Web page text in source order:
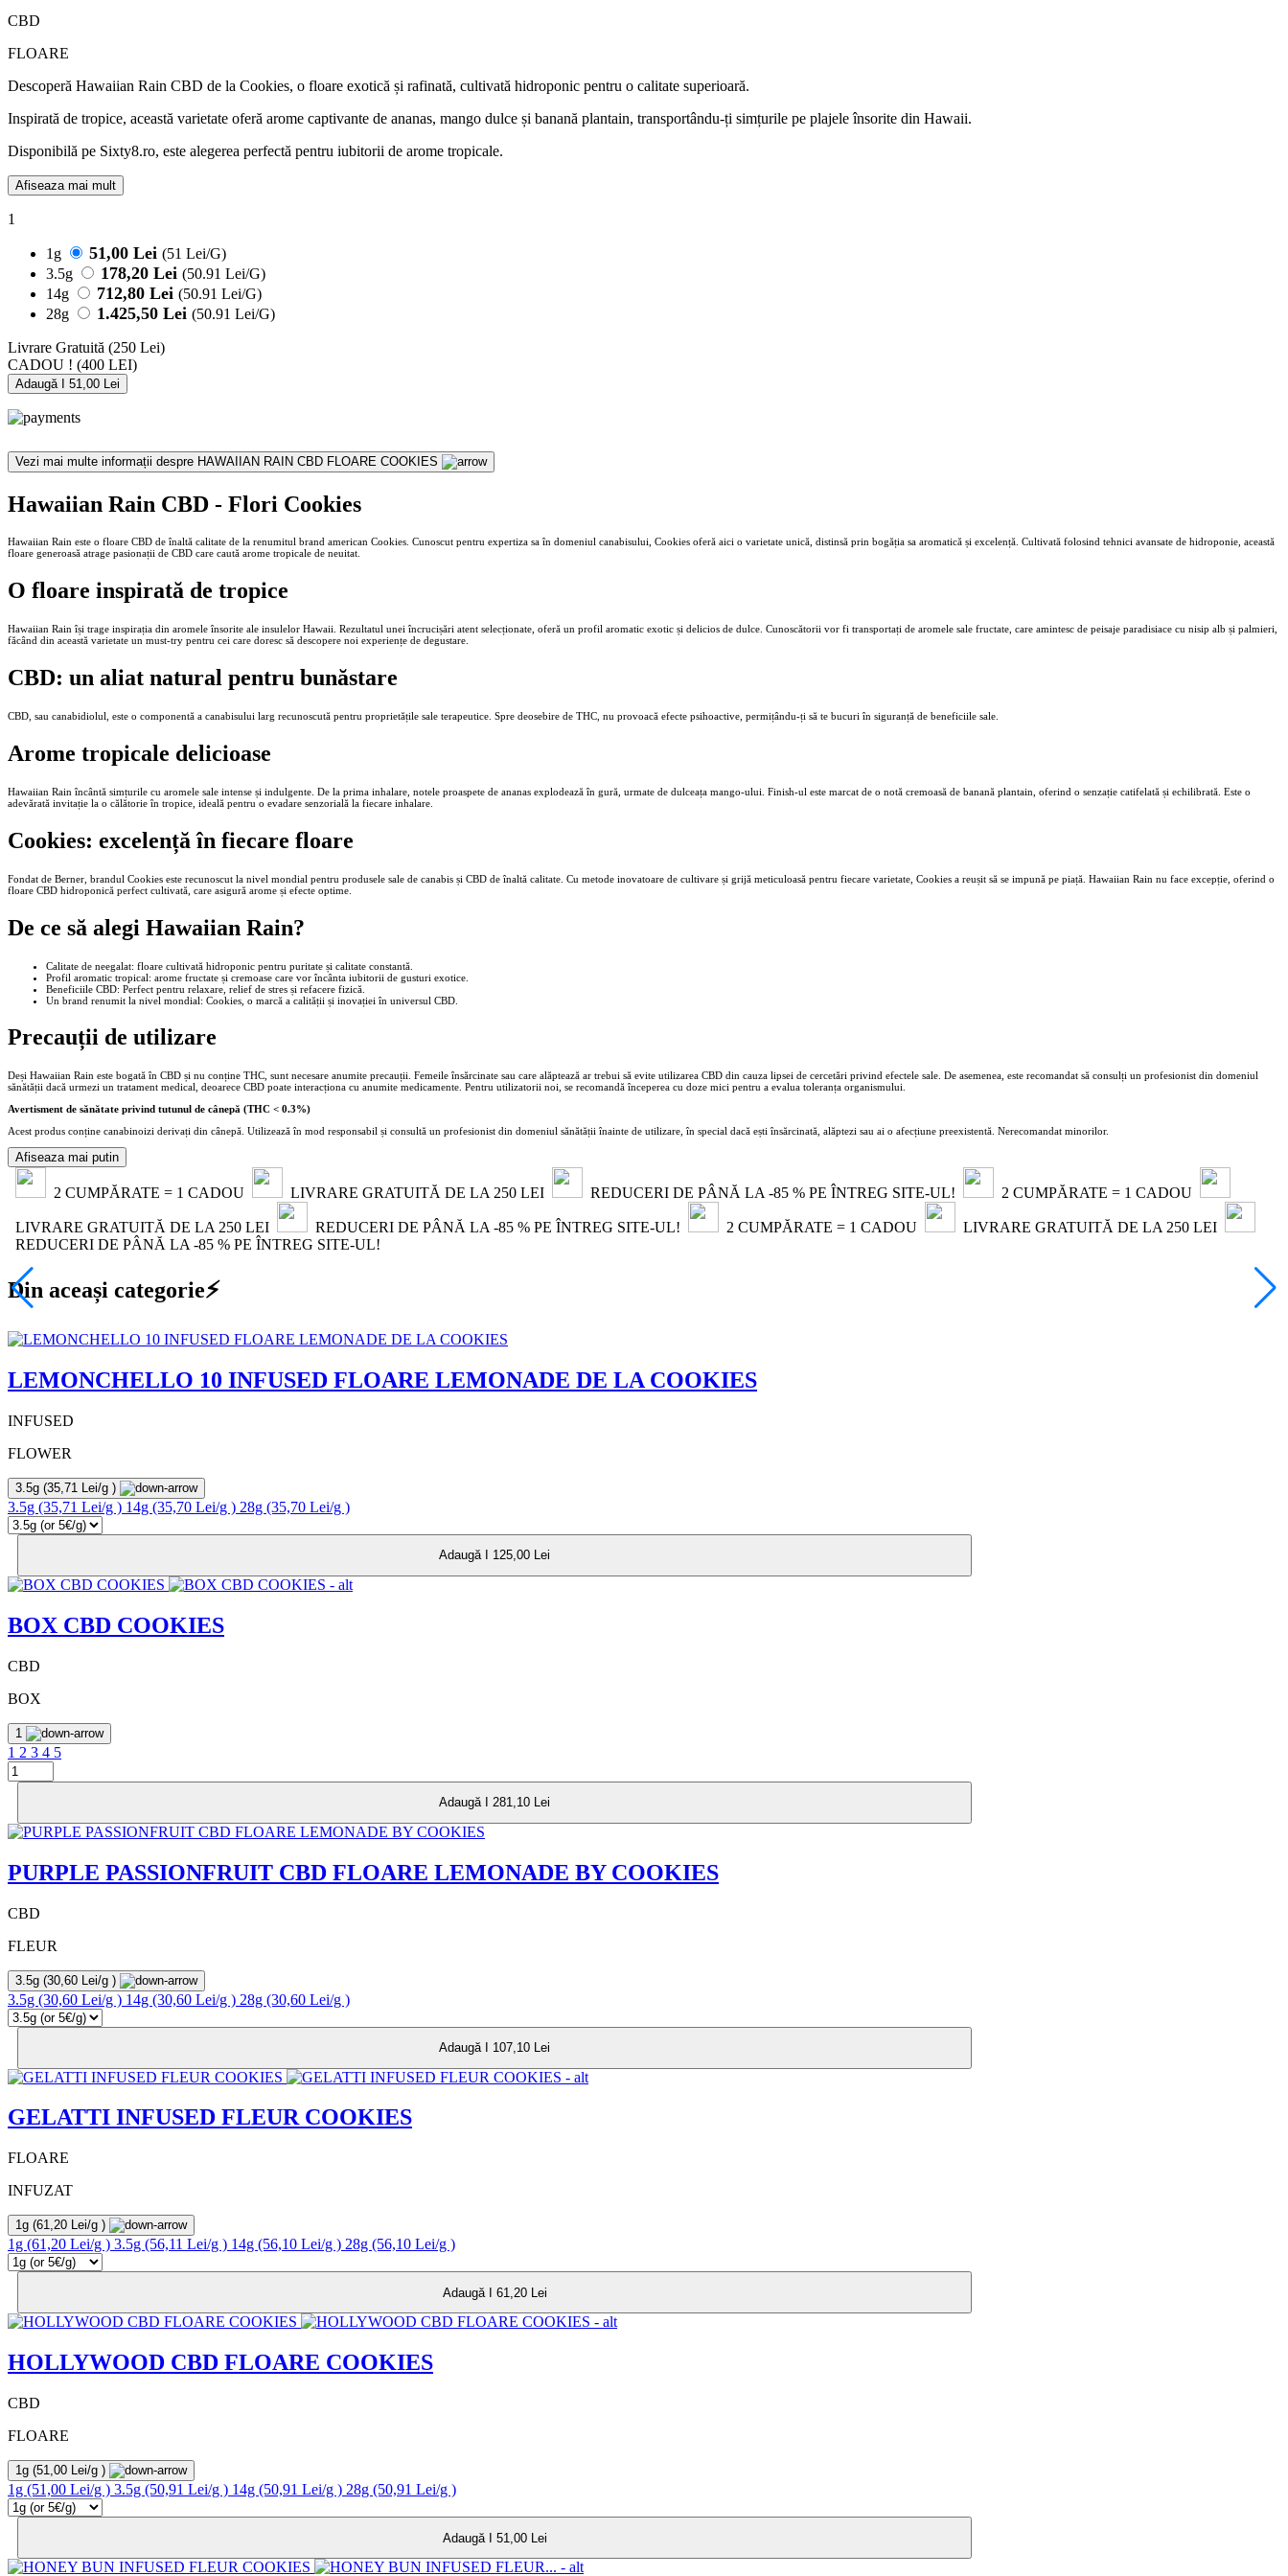
CBD
FLOARE
Descoperă Hawaiian Rain CBD de la Cookies, o floare exotică și rafinată, cultivată hidroponic pentru o calitate superioară.
Inspirată de tropice, această varietate oferă arome captivante de ananas, mango dulce și banană plantain, transportându-ți simțurile pe plajele însorite din Hawaii.
Disponibilă pe Sixty8.ro, este alegerea perfectă pentru iubitorii de arome tropicale.
Afiseaza mai mult
1
1g 51,00 Lei (51 Lei/G)
3.5g
178,20 Lei (50.91 Lei/G)
14g
712,80 Lei (50.91 Lei/G)
28g
1.425,50 Lei (50.91 Lei/G)
Livrare Gratuită (250 Lei)
CADOU ! (400 LEI)
Adaugă I 51,00 Lei
Vezi mai multe informații despre HAWAIIAN RAIN CBD FLOARE COOKIES
Hawaiian Rain CBD - Flori Cookies
Hawaiian Rain este o floare CBD de înaltă calitate de la renumitul brand american Cookies. Cunoscut pentru expertiza sa în domeniul canabisului, Cookies oferă aici o varietate unică, distinsă prin bogăția sa aromatică și excelență. Cultivată folosind tehnici avansate de hidroponie, această
floare generoasă atrage pasionații de CBD care caută arome tropicale de neuitat.
O floare inspirată de tropice
Hawaiian Rain își trage inspirația din aromele însorite ale insulelor Hawaii. Rezultatul unei încrucișări atent selecționate, oferă un profil aromatic exotic și delicios de dulce. Cunoscătorii vor fi transportați de aromele sale fructate, care amintesc de peisaje paradisiace cu nisip alb și palmieri,
făcând din această varietate un must-try pentru cei care doresc să descopere noi experiențe de degustare.
CBD: un aliat natural pentru bunăstare
CBD, sau canabidiolul, este o componentă a canabisului larg recunoscută pentru proprietățile sale terapeutice. Spre deosebire de THC, nu provoacă efecte psihoactive, permițându-ți să te bucuri în siguranță de beneficiile sale.
Arome tropicale delicioase
Hawaiian Rain încântă simțurile cu aromele sale intense și indulgente. De la prima inhalare, notele proaspete de ananas explodează în gură, urmate de dulceața mango-ului. Finish-ul este marcat de o notă cremoasă de banană plantain, oferind o senzație catifelată și echilibrată. Este o
adevărată invitație la o călătorie în tropice, ideală pentru o evadare senzorială la fiecare inhalare.
Cookies: excelență în fiecare floare
Fondat de Berner, brandul Cookies este recunoscut la nivel mondial pentru produsele sale de canabis și CBD de înaltă calitate. Cu metode inovatoare de cultivare și grijă meticuloasă pentru fiecare varietate, Cookies a reușit să se impună pe piață. Hawaiian Rain nu face excepție, oferind o
floare CBD hidroponică perfect cultivată, care asigură arome și efecte optime.
De ce să alegi Hawaiian Rain?
Calitate de neegalat: floare cultivată hidroponic pentru puritate și calitate constantă.
Profil aromatic tropical: arome fructate și cremoase care vor încânta iubitorii de gusturi exotice.
Beneficiile CBD: Perfect pentru relaxare, relief de stres și refacere fizică.
Un brand renumit la nivel mondial: Cookies, o marcă a calității și inovației în universul CBD.
Precauții de utilizare
Deși Hawaiian Rain este bogată în CBD și nu conține THC, sunt necesare anumite precauții. Femeile însărcinate sau care alăptează ar trebui să evite utilizarea CBD din cauza lipsei de cercetări privind efectele sale. De asemenea, este recomandat să consulți un profesionist din domeniul
sănătății dacă urmezi un tratament medical, deoarece CBD poate interacționa cu anumite medicamente. Pentru utilizatorii noi, se recomandă începerea cu doze mici pentru a evalua toleranța organismului.
Avertisment de sănătate privind tutunul de cânepă (THC < 0.3%)
Acest produs conține canabinoizi derivați din cânepă. Utilizează în mod responsabil și consultă un profesionist din domeniul sănătății înainte de utilizare, în special dacă ești însărcinată, alăptezi sau ai o afecțiune preexistentă. Nerecomandat minorilor.
Afiseaza mai putin
2 CUMPĂRATE = 1 CADOU LIVRARE GRATUITĂ DE LA 250 LEI REDUCERI DE PÂNĂ LA -85 % PE ÎNTREG SITE-UL! 2 CUMPĂRATE = 1 CADOU
LIVRARE GRATUITĂ DE LA 250 LEI REDUCERI DE PÂNĂ LA -85 % PE ÎNTREG SITE-UL! 2 CUMPĂRATE = 1 CADOU
LIVRARE GRATUITĂ DE LA 250 LEI
REDUCERI DE PÂNĂ LA -85 % PE ÎNTREG SITE-UL!
Din aceași categorie⚡
LEMONCHELLO 10 INFUSED FLOARE LEMONADE DE LA COOKIES
INFUSED
FLOWER
3.5g (35,71 Lei/g )
3.5g (35,71 Lei/g ) 14g (35,70 Lei/g ) 28g (35,70 Lei/g )
Adaugă I 125,00 Lei
BOX CBD COOKIES
CBD
BOX
1
1 2 3 4 5
Adaugă I 281,10 Lei
PURPLE PASSIONFRUIT CBD FLOARE LEMONADE BY COOKIES
CBD
FLEUR
3.5g (30,60 Lei/g )
3.5g (30,60 Lei/g ) 14g (30,60 Lei/g ) 28g (30,60 Lei/g )
Adaugă I 107,10 Lei
GELATTI INFUSED FLEUR COOKIES
FLOARE
INFUZAT
1g (61,20 Lei/g )
1g (61,20 Lei/g ) 3.5g (56,11 Lei/g ) 14g (56,10 Lei/g ) 28g (56,10 Lei/g )
Adaugă I 61,20 Lei
HOLLYWOOD CBD FLOARE COOKIES
CBD
FLOARE
1g (51,00 Lei/g )
1g (51,00 Lei/g ) 3.5g (50,91 Lei/g ) 14g (50,91 Lei/g ) 28g (50,91 Lei/g )
Adaugă I 51,00 Lei